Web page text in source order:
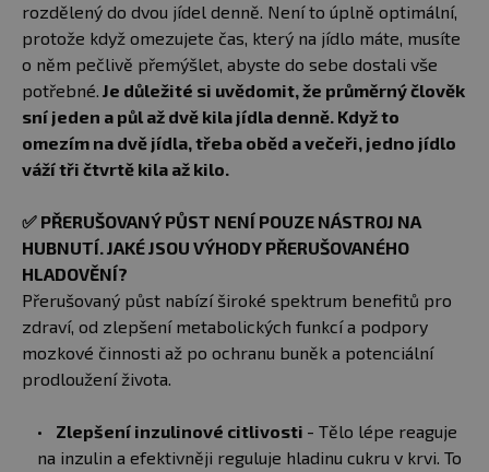
rozdělený do dvou jídel denně. Není to úplně optimální,
protože když omezujete čas, který na jídlo máte, musíte
o něm pečlivě přemýšlet, abyste do sebe dostali vše
potřebné. Je důležité si uvědomit, že průměrný člověk
sní jeden a půl až dvě kila jídla denně. Když to
omezím na dvě jídla, třeba oběd a večeři, jedno jídlo
váží tři čtvrtě kila až kilo.
✅ PŘERUŠOVANÝ PŮST NENÍ POUZE NÁSTROJ NA
HUBNUTÍ. JAKÉ JSOU VÝHODY PŘERUŠOVANÉHO
HLADOVĚNÍ?
Přerušovaný půst nabízí široké spektrum benefitů pro
zdraví, od zlepšení metabolických funkcí a podpory
mozkové činnosti až po ochranu buněk a potenciální
prodloužení života.
Zlepšení inzulinové citlivosti - Tělo lépe reaguje
na inzulin a efektivněji reguluje hladinu cukru v krvi. To